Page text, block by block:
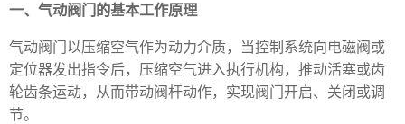
一、气动阀门的基本工作原理
气动阀门以压缩空气作为动力介质，当控制系统向电磁阀或
定位器发出指令后，压缩空气进入执行机构，推动活塞或齿
轮齿条运动，从而带动阀杆动作，实现阀门开启、关闭或调
节。